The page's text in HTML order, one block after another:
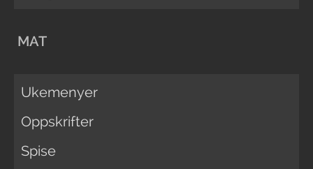
MAT
Ukemenyer
Oppskrifter
Spise